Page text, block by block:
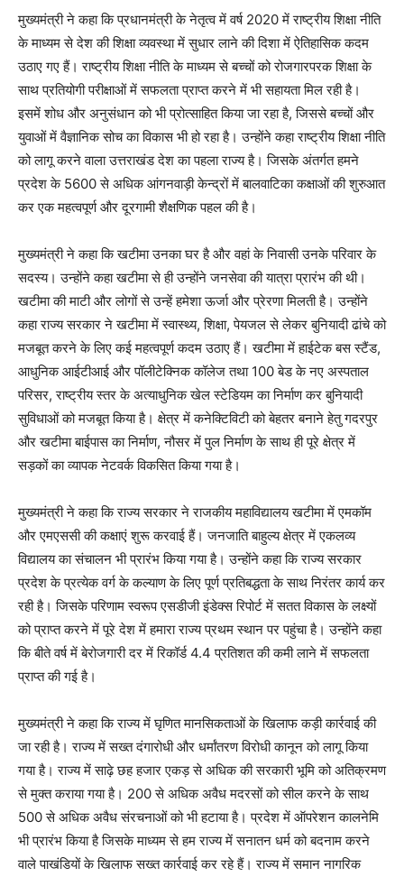
मुख्यमंत्री ने कहा कि प्रधानमंत्री के नेतृत्व में वर्ष 2020 में राष्ट्रीय शिक्षा नीति
के माध्यम से देश की शिक्षा व्यवस्था में सुधार लाने की दिशा में ऐतिहासिक कदम
उठाए गए हैं। राष्ट्रीय शिक्षा नीति के माध्यम से बच्चों को रोजगारपरक शिक्षा के
साथ प्रतियोगी परीक्षाओं में सफलता प्राप्त करने में भी सहायता मिल रही है।
इसमें शोध और अनुसंधान को भी प्रोत्साहित किया जा रहा है, जिससे बच्चों और
युवाओं में वैज्ञानिक सोच का विकास भी हो रहा है। उन्होंने कहा राष्ट्रीय शिक्षा नीति
को लागू करने वाला उत्तराखंड देश का पहला राज्य है। जिसके अंतर्गत हमने
प्रदेश के 5600 से अधिक आंगनवाड़ी केन्द्रों में बालवाटिका कक्षाओं की शुरुआत
कर एक महत्वपूर्ण और दूरगामी शैक्षणिक पहल की है।
मुख्यमंत्री ने कहा कि खटीमा उनका घर है और वहां के निवासी उनके परिवार के
सदस्य। उन्होंने कहा खटीमा से ही उन्होंने जनसेवा की यात्रा प्रारंभ की थी।
खटीमा की माटी और लोगों से उन्हें हमेशा ऊर्जा और प्रेरणा मिलती है। उन्होंने
कहा राज्य सरकार ने खटीमा में स्वास्थ्य, शिक्षा, पेयजल से लेकर बुनियादी ढांचे को
मजबूत करने के लिए कई महत्वपूर्ण कदम उठाए हैं। खटीमा में हाईटेक बस स्टैंड,
आधुनिक आईटीआई और पॉलीटेक्निक कॉलेज तथा 100 बेड के नए अस्पताल
परिसर, राष्ट्रीय स्तर के अत्याधुनिक खेल स्टेडियम का निर्माण कर बुनियादी
सुविधाओं को मजबूत किया है। क्षेत्र में कनेक्टिविटी को बेहतर बनाने हेतु गदरपुर
और खटीमा बाईपास का निर्माण, नौसर में पुल निर्माण के साथ ही पूरे क्षेत्र में
सड़कों का व्यापक नेटवर्क विकसित किया गया है।
मुख्यमंत्री ने कहा कि राज्य सरकार ने राजकीय महाविद्यालय खटीमा में एमकॉम
और एमएससी की कक्षाएं शुरू करवाई हैं। जनजाति बाहुल्य क्षेत्र में एकलव्य
विद्यालय का संचालन भी प्रारंभ किया गया है। उन्होंने कहा कि राज्य सरकार
प्रदेश के प्रत्येक वर्ग के कल्याण के लिए पूर्ण प्रतिबद्धता के साथ निरंतर कार्य कर
रही है। जिसके परिणाम स्वरूप एसडीजी इंडेक्स रिपोर्ट में सतत विकास के लक्ष्यों
को प्राप्त करने में पूरे देश में हमारा राज्य प्रथम स्थान पर पहुंचा है। उन्होंने कहा
कि बीते वर्ष में बेरोजगारी दर में रिकॉर्ड 4.4 प्रतिशत की कमी लाने में सफलता
प्राप्त की गई है।
मुख्यमंत्री ने कहा कि राज्य में घृणित मानसिकताओं के खिलाफ कड़ी कार्रवाई की
जा रही है। राज्य में सख्त दंगारोधी और धर्मांतरण विरोधी कानून को लागू किया
गया है। राज्य में साढ़े छह हजार एकड़ से अधिक की सरकारी भूमि को अतिक्रमण
से मुक्त कराया गया है। 200 से अधिक अवैध मदरसों को सील करने के साथ
500 से अधिक अवैध संरचनाओं को भी हटाया है। प्रदेश में ऑपरेशन कालनेमि
भी प्रारंभ किया है जिसके माध्यम से हम राज्य में सनातन धर्म को बदनाम करने
वाले पाखंडियों के खिलाफ सख्त कार्रवाई कर रहे हैं। राज्य में समान नागरिक